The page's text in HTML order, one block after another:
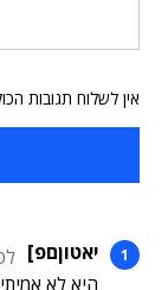
אין לשלוח תגובות
יאטוןםפ]
היא לא